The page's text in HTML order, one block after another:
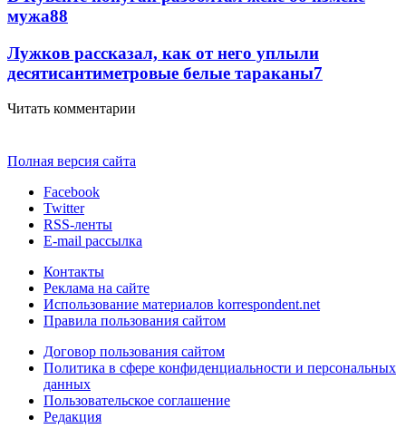
мужа88
Лужков рассказал, как от него уплыли
десятисантиметровые белые тараканы7
Читать комментарии
Полная версия сайта
Facebook
Twitter
RSS-ленты
E-mail рассылка
Контакты
Реклама на сайте
Использование материалов korrespondent.net
Правила пользования сайтом
Договор пользования сайтом
Политика в сфере конфиденциальности и персональных
данных
Пользовательское соглашение
Редакция